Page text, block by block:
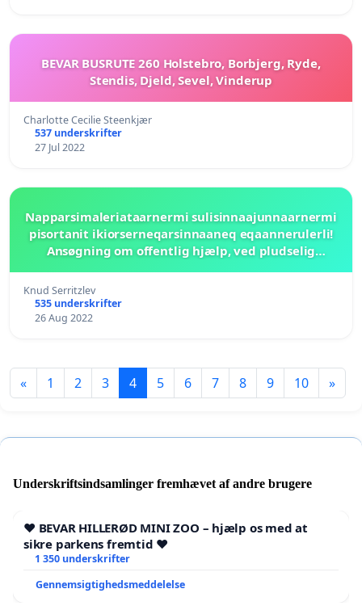
BEVAR BUSRUTE 260 Holstebro, Borbjerg, Ryde,
Stendis, Djeld, Sevel, Vinderup
Charlotte Cecilie Steenkjær
537 underskrifter
27 Jul 2022
Napparsimaleriataarnermi sulisinnaajunnaarnermi
pisortanit ikiorserneqarsinnaaneq eqaannerulerli!
Ansøgning om offentlig hjælp, ved pludselig
Knud Serritzlev
535 underskrifter
26 Aug 2022
« 1 2 3 4 5 6 7 8 9 10 »
Underskriftsindsamlinger fremhævet af andre brugere
❤️ BEVAR HILLERØD MINI ZOO – hjælp os med at
sikre parkens fremtid ❤️
1 350 underskrifter
Gennemsigtighedsmeddelelse